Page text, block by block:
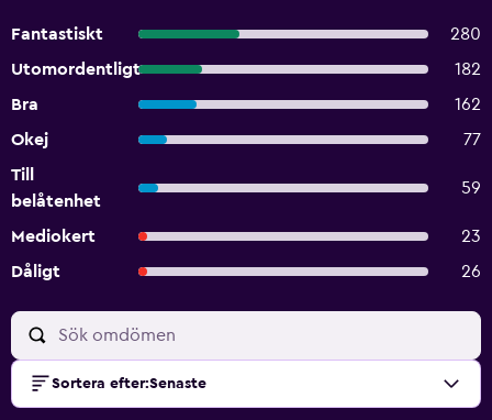
Fantastiskt
280
Utomordentligt
182
Bra
162
Okej
77
Till
belåtenhet
59
Mediokert
23
Dåligt
26
Sortera efter:Senaste